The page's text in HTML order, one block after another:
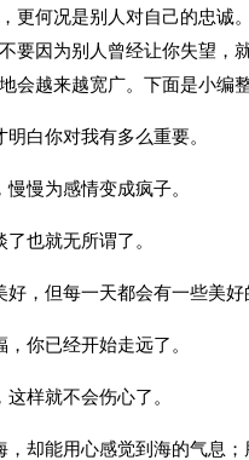
更何况是别人对自己的忠诚
要因为别人曾经让你失望，
会越来越宽广。下面是小编
白你对我有多么重要。
慢为感情变成疯子。
也就无所谓了。
，但每一天都会有一些美好
你已经开始走远了。
样就不会伤心了。
，却能用心感觉到海的气息